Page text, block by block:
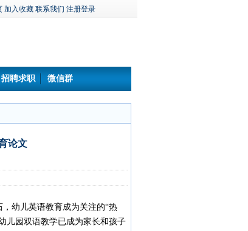
加入收藏 联系我们 注册登录
招聘求职 微信群
论文
幼儿英语教育成为关注的“热
儿园双语教学已成为家长和孩子